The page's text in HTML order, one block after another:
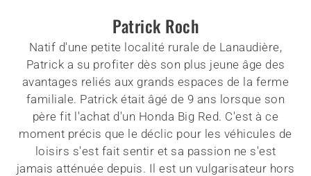
Patrick Roch
Natif d'une petite localité rurale de Lanaudière,
Patrick a su profiter dès son plus jeune âge des
avantages reliés aux grands espaces de la ferme
familiale. Patrick était âgé de 9 ans lorsque son
père fit l'achat d'un Honda Big Red. C'est à ce
moment précis que le déclic pour les véhicules de
loisirs s'est fait sentir et sa passion ne s'est
jamais atténuée depuis. Il est un vulgarisateur hors